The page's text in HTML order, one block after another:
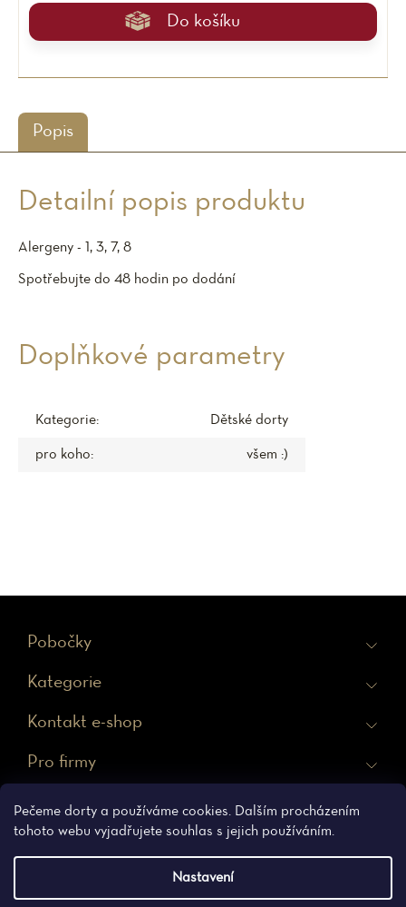
Pečeme dorty a používáme cookies. Dalším procházením
tohoto webu vyjadřujete souhlas s jejich používáním.
Nastavení
Do košíku
Popis
Detailní popis produktu
Alergeny - 1, 3, 7, 8
Spotřebujte do 48 hodin po dodání
Doplňkové parametry
Kategorie: Dětské dorty
pro koho: všem :)
Pobočky
Kategorie
Kontakt e-shop
Pro firmy
Ochrana osobních údajů Obchodní podmínky
Vytvořil Shoptet